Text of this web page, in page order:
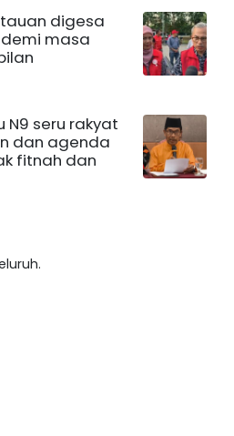
digesa
demi masa
N9 seru rakyat
dan agenda
fitnah dan